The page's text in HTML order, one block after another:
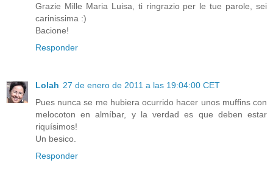
Grazie Mille Maria Luisa, ti ringrazio per le tue parole, sei
carinissima :)
Bacione!
Responder
Lolah 27 de enero de 2011 a las 19:04:00 CET
Pues nunca se me hubiera ocurrido hacer unos muffins con
melocoton en almíbar, y la verdad es que deben estar
riquísimos!
Un besico.
Responder